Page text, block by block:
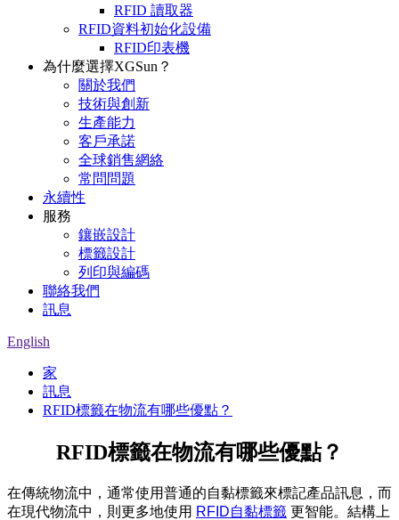
RFID 讀取器
RFID資料初始化設備
RFID印表機
為什麼選擇XGSun？
關於我們
技術與創新
生產能力
客戶承諾
全球銷售網絡
常問問題
永續性
服務
鑲嵌設計
標籤設計
列印與編碼
聯絡我們
訊息
English
家
訊息
RFID標籤在物流有哪些優點？
RFID標籤在物流有哪些優點？
在傳統物流中，通常使用普通的自黏標籤來標記產品訊息，而
在現代物流中，則更多地使用 RFID自黏標籤 更智能。結構上